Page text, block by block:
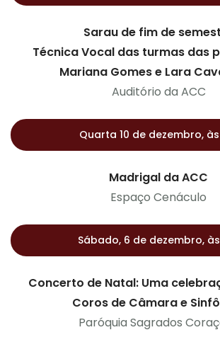
Sarau de fim de
Técnica Vocal das turmas das
Mariana Gomes e Lara
Auditório da ACC
Quarta 10 de dezembro, às
Madrigal da ACC
Espaço Cenáculo
Sábado, 6 de dezembro, às
Concerto de Natal: Uma
Coros de Câmara e
Paróquia Sagrados